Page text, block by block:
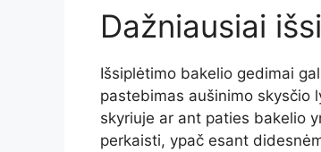
Dažniausiai
Išsiplėtimo bakelio gedimai
pastebimas aušinimo skysčio
skyriuje ar ant paties bakelio
perkaisti, ypač esant